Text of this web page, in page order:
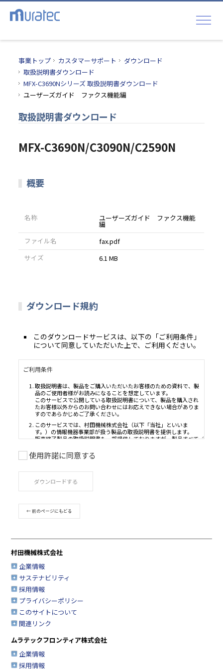
事業トップ カスタマーサポート
ダウンロード
取扱説明書ダウンロード
MFX-C3690Nシリーズ 取扱説明書ダウンロード
ユーザーズガイド ファクス機能編
取扱説明書ダウンロード
MFX-C3690N/C3090N/C2590N
概要
名称 ユーザーズガイド ファクス機能
編
ファイル名
fax.pdf
サイズ
6.1 MB
ダウンロード規約
このダウンロードサービスは、以下の「ご利用条件」
について同意していただいた上で、ご利用ください。
ご利用条件
取扱説明書は、製品をご購入いただいたお客様のための
品のご使用者様がお読みになることを想定しています。
たお客様以外からのお問い合わせにはお応えできない場
すのであらかじめご了承ください。
す。）の情報機器事業部が扱う製品の取扱説明書を提供し
販売終了製品の取扱説明書も一部提供しておりますが、
の取扱説明書を網羅するものではありませんので、あら
承ください。
安全上の注意事項は、取扱説明書が制作された時点での
業界基準に応じた内容になっています。
取扱説明書の内容は、製品の仕様変更などで予告なく変
合があります。
このサービスで提供している取扱説明書の内容は、製品
されている取扱説明書の内容と異なる場合があります。
製品には、取扱説明書以外の印刷物が同梱されている場
すが、このサービスでは、それらの印刷物は提供してお
このサービスで提供している取扱説明書の対象となる製
使用許諾に同意する
ダウンロードする
← 前のページにもどる
村田機械株式会社
企業情報
サステナビリティ
採用情報
プライバシーポリシー
このサイトについて
関連リンク
ムラテックフロンティア株式会社
企業情報
採用情報